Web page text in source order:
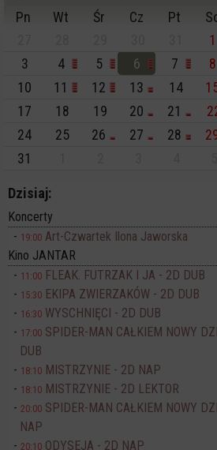
Pn
Wt Śr Cz Pt
1
3
4 5 6 7 8
10
11 12 13 14
17
18 19 20 21
24
25 26 27 28
31
Dzisiaj:
Koncerty
19:00 Art-Czwartek Ilona Jaworska
Kino JANTAR
11:00 FLEAK. FUTRZAK I JA - 2D DUB
15:30 EKIPA ZWIERZAKÓW - 2D DUB
16:30 WYSCHNIĘCI - 2D DUB
17:00 SPIDER-MAN CAŁKIEM NOWY
DUB
18:10 MISTRZYNIE - 2D NAP
18:10 MISTRZYNIE - 2D LEKTOR
20:00 SPIDER-MAN CAŁKIEM NOWY
NAP
20:10 ODYSEJA - 2D NAP